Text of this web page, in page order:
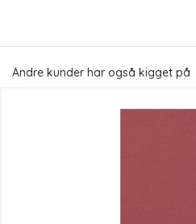
Andre kunder har også kigget på